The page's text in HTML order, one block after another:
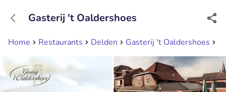
Erreichbar bis 23:00 Uhr (max 0,09€/Min)
Home Restaurants Delden Gasterij 't Oaldershoes
Gasterij 't Oaldershoes